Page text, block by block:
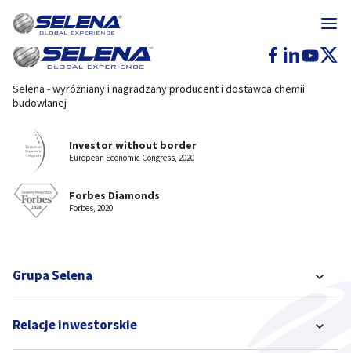
Selena - wyróżniany i nagradzany producent i dostawca chemii
budowlanej
Investor without border
European Economic Congress, 2020
Forbes Diamonds
Forbes, 2020
Grupa Selena
Relacje inwestorskie